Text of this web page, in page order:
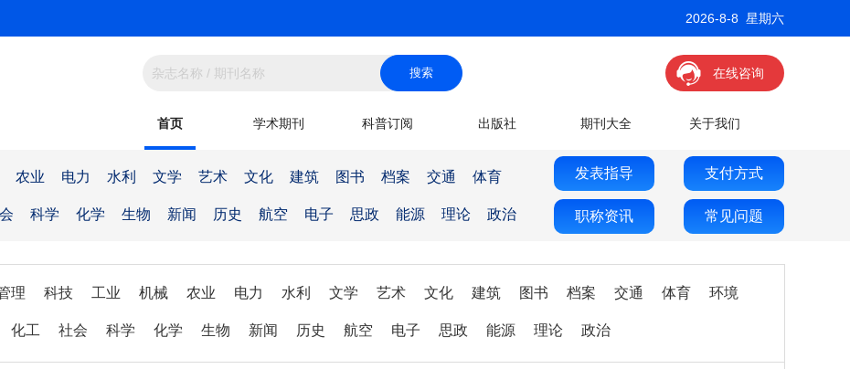
2026-8-8 星期六
在线咨询
首页 学术期刊 科普订阅 出版社 期刊大全 关于我们
农业 电力 水利 文学 艺术 文化 建筑 图书 档案 交通 体育
科学 化学 生物 新闻 历史 航空 电子 思政 能源 理论 政治
发表指导 支付方式
职称资讯 常见问题
理 科技 工业 机械 农业 电力 水利 文学 艺术 文化 建筑 图书 档案 交通 体育 环境
化工 社会 科学 化学 生物 新闻 历史 航空 电子 思政 能源 理论 政治